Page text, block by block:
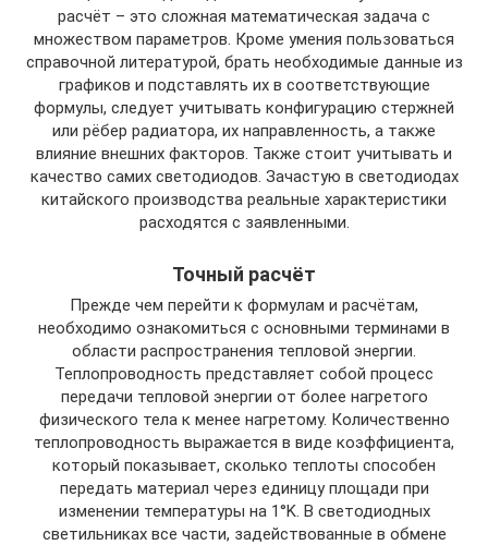
расчёт – это сложная математическая задача с
множеством параметров. Кроме умения пользоваться
справочной литературой, брать необходимые данные из
графиков и подставлять их в соответствующие
формулы, следует учитывать конфигурацию стержней
или рёбер радиатора, их направленность, а также
влияние внешних факторов. Также стоит учитывать и
качество самих светодиодов. Зачастую в светодиодах
китайского производства реальные характеристики
расходятся с заявленными.
Точный расчёт
Прежде чем перейти к формулам и расчётам,
необходимо ознакомиться с основными терминами в
области распространения тепловой энергии.
Теплопроводность представляет собой процесс
передачи тепловой энергии от более нагретого
физического тела к менее нагретому. Количественно
теплопроводность выражается в виде коэффициента,
который показывает, сколько теплоты способен
передать материал через единицу площади при
изменении температуры на 1°K. В светодиодных
светильниках все части, задействованные в обмене